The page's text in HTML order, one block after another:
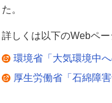
た。
詳しくは以下のWebペー
環境省「大気環境中
厚生労働省「石綿障